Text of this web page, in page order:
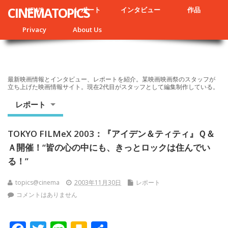
NEWS レポート インタビュー 作品
Privacy About Us
CINEMATOPICS
最新映画情報とインタビュー、レポートを紹介。某映画映画祭のスタッフが
立ち上げた映画情報サイト。現在2代目がスタッフとして編集制作している。
レポート
TOKYO FILMeX 2003：『アイデン＆ティティ』Ｑ＆
Ａ開催！“皆の心の中にも、きっとロックは住んでい
る！”
topics@cinema 2003年11月30日
レポート
コメントはありません